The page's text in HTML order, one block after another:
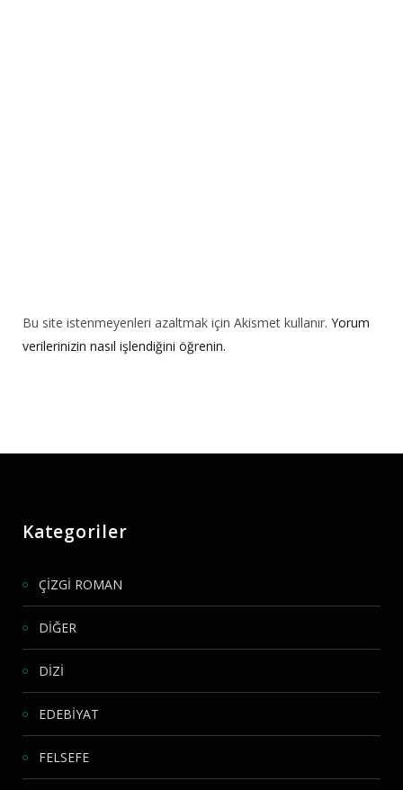
Bu site istenmeyenleri azaltmak için Akismet kullanır. Yorum
verilerinizin nasıl işlendiğini öğrenin.
Kategoriler
ÇİZGİ ROMAN
DİĞER
DİZİ
EDEBİYAT
FELSEFE